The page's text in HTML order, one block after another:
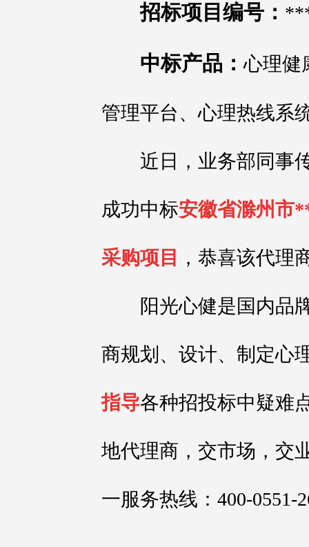
招标项目编号：
中标产品：心理健
管理平台、心理热线系
近日，业务部同事传
成功中标安徽省滁州市
采购项目 ，恭喜该代理
阳光心健是国内品牌
商规划、设计、制定心
指导各种招投标中疑难
地代理商，交市场，交
一服务热线：400-0551-